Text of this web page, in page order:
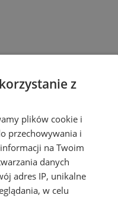
(2)
z
plików cookie i
przechowywania i
na Twoim
danych
adres IP, unikalne
w celu